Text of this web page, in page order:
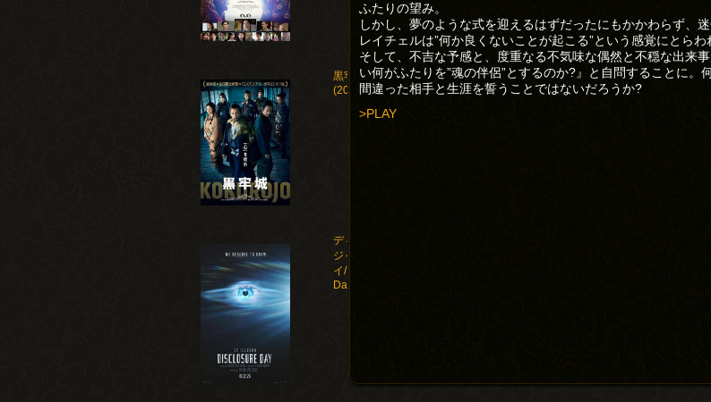
黒牢城
(2026)
ディスクロー
ジャー・デ
イ/Disclosure
Day(2026)
ふたりの望み。
しかし、夢のような式を迎えるはずだったにもかかわらず、
レイチェルは”何か良くないことが起こる”という感覚にとらわ
そして、不吉な予感と、度重なる不気味な偶然と不穏な出来
い何がふたりを”魂の伴侶”とするのか?』と自問することに。
間違った相手と生涯を誓うことではないだろうか?
>PLAY